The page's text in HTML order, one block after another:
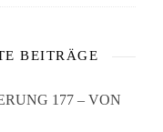
BEITRÄGE
177 – VON